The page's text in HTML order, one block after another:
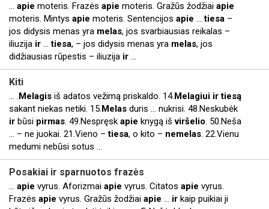
... apie moteris. Frazės apie moteris. Gražūs žodžiai apie
moteris. Mintys apie moteris. Sentencijos apie ...tiesa –
jos didysis menas yra melas, jos svarbiausias reikalas –
iliuzija ir ...tiesa, – jos didysis menas yra melas, jos
didžiausias rūpestis – iliuzija ir ...
Kiti
... .Melagis iš adatos vežimą priskaldo. 14.Melagiui ir tiesą
sakant niekas netiki. 15.Melas duris ... nukrisi. 48.Neskubėk
ir būsi pirmas. 49.Nespręsk apie knygą išviršelio. 50.Neša
... – ne juokai. 21.Vieno –tiesa, o kito – nemelas. 22.Vienu
medumi nebūsi sotus ...
Posakiai ir sparnuotos frazės
... apie vyrus. Aforizmai apie vyrus. Citatos apie vyrus.
Frazės apie vyrus. Gražūs žodžiai apie ... ir kaip puikiai ji